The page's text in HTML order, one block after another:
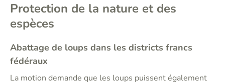
Protection de la nature et des
espèces
Abattage de loups dans les districts francs
fédéraux
La motion demande que les loups puissent également